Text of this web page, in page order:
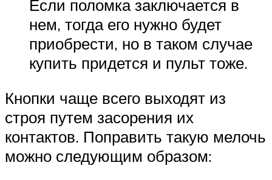
Если поломка заключается в
нем, тогда его нужно будет
приобрести, но в таком случае
купить придется и пульт тоже.
Кнопки чаще всего выходят из
строя путем засорения их
контактов. Поправить такую мелочь
можно следующим образом: